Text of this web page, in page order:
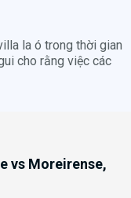
la ó trong thời gian
cho rằng việc các
vs Moreirense,